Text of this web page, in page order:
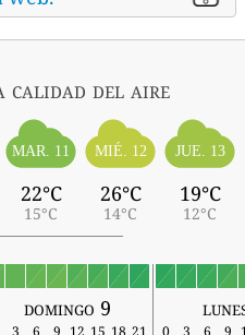
calidad del aire
MAR. 11
22°C
15°C
MIÉ. 12
26°C
14°C
JUE. 13
19°C
12°C
domingo 9
3 6 9 12 15 18 21 0 3 6 9